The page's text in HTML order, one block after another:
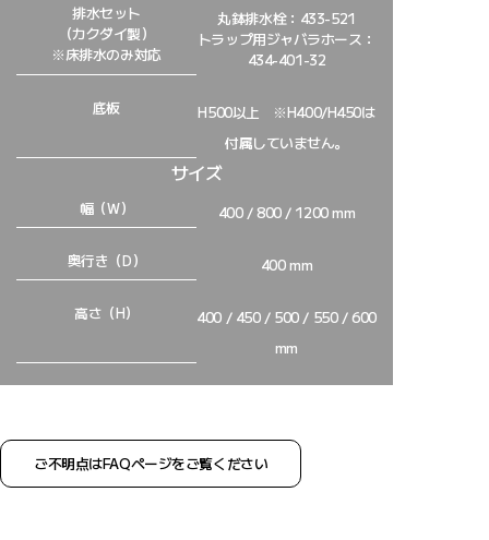
排水セット
（カクダイ製）
※床排水のみ対応
丸鉢排水栓：433-521
トラップ用ジャバラホース：
434-401-32
底板
H500以上 ※H400/H450は
付属していません。
サイズ
幅（W） 400 / 800 / 1200 mm
奥行き（D） 400 mm
高さ（H）
400 / 450 / 500 / 550 / 600
mm
ご不明点はFAQページをご覧ください